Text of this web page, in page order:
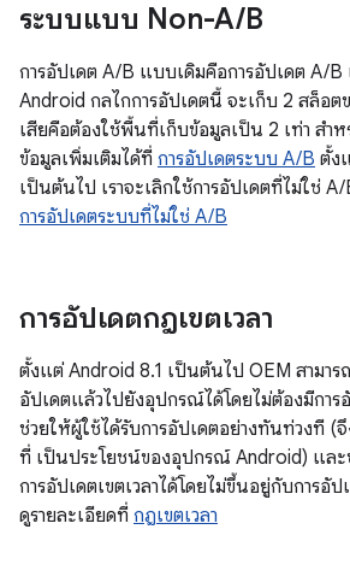
ระบบแบบ Non-A/B
การอัปเดต A/B แบบเดิมคือการอัปเดต A/B
Android กลไกการอัปเดตนี้ จะเก็บ 2 สล็อ
เสียคือต้องใช้พื้นที่เก็บข้อมูลเป็น 2 เท่า สำ
ข้อมูลเพิ่มเติมได้ที่ การอัปเดตระบบ A/B ตั้ง
เป็นต้นไป เราจะเลิกใช้การอัปเดตที่ไม่ใช่
การอัปเดตระบบที่ไม่ใช่ A/B
การอัปเดตกฎเขตเวลา
ตั้งแต่ Android 8.1 เป็นต้นไป OEM สามาร
อัปเดตแล้วไปยังอุปกรณ์ได้โดยไม่ต้องมีการ
ช่วยให้ผู้ใช้ได้รับการอัปเดตอย่างทันท่วงที (จึ
ที่ เป็นประโยชน์ของอุปกรณ์ Android) แล
การอัปเดตเขตเวลาได้โดยไม่ขึ้นอยู่กับการอั
ดูรายละเอียดที่ กฎเขตเวลา